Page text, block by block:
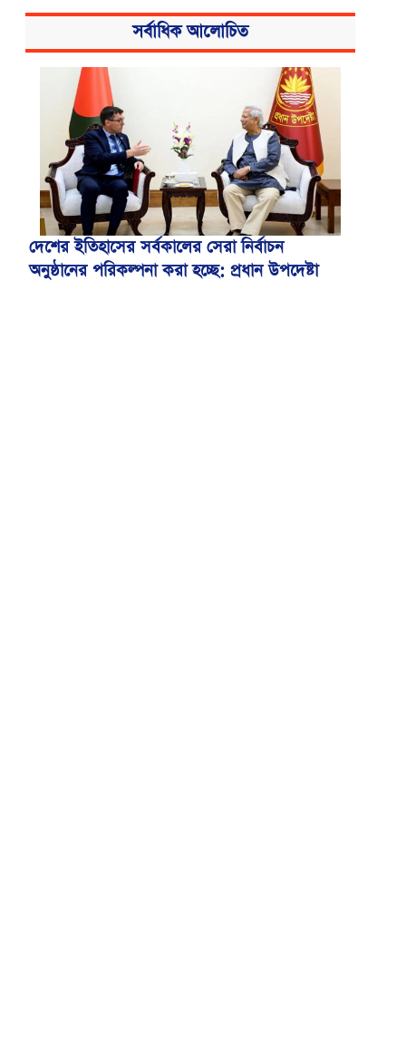
সর্বাধিক আলোচিত
দেশের ইতিহাসের সর্বকালের সেরা নির্বাচন
অনুষ্ঠানের পরিকল্পনা করা হচ্ছে: প্রধান উপদেষ্টা